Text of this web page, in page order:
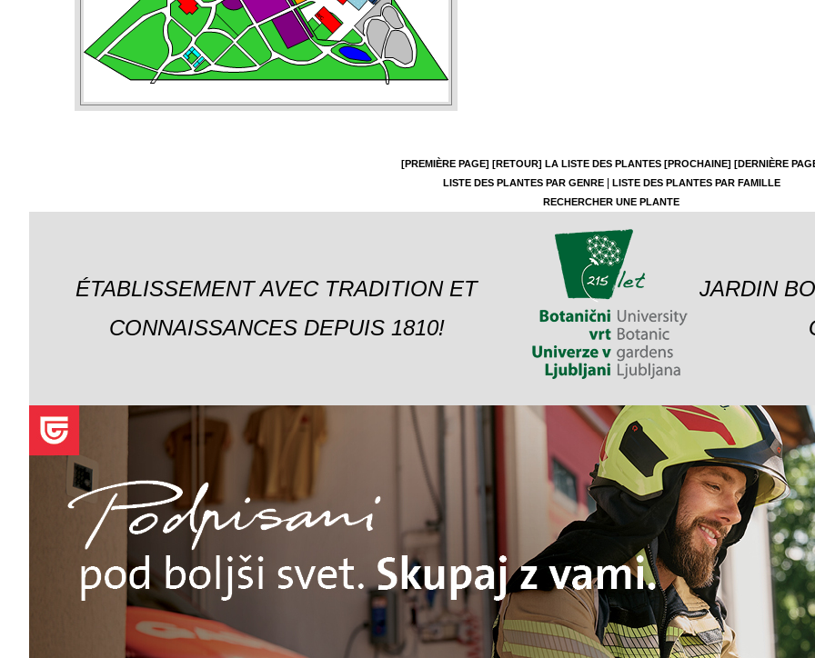
[PREMIÈRE PAGE] [RETOUR] LA LISTE DES PLANTES [PROCHAINE] [DERNIÈRE
LISTE DES PLANTES PAR GENRE|
LISTE DES PLANTES PAR FAMILLE
RECHERCHER UNE PLANTE
ÉTABLISSEMENT AVEC TRADITION ET
CONNAISSANCES DEPUIS 1810!
JARDIN